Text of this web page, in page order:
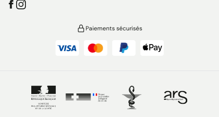
Paiements sécurisés